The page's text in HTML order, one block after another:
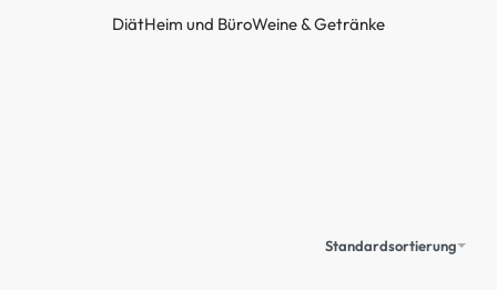
DiätHeim und BüroWeine & Getränke
Standardsortierung